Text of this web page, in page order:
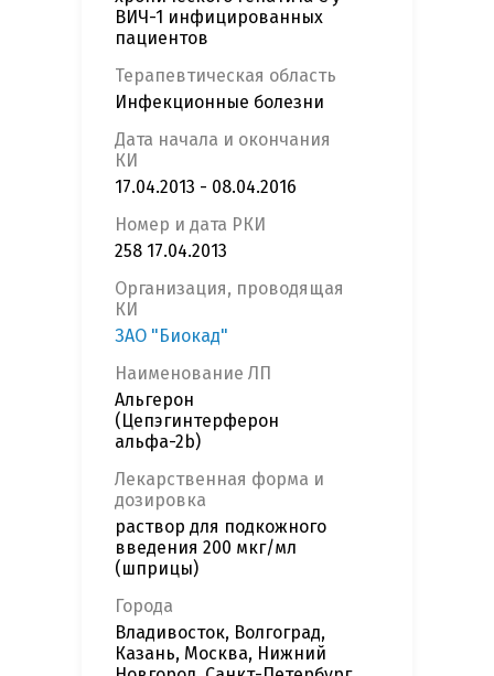
ВИЧ-1 инфицированных
пациентов
Терапевтическая область
Инфекционные болезни
Дата начала и окончания
КИ
17.04.2013 - 08.04.2016
Номер и дата РКИ
258 17.04.2013
Организация, проводящая
КИ
ЗАО "Биокад"
Наименование ЛП
Альгерон
(Цепэгинтерферон
альфа-2b)
Лекарственная форма и
дозировка
раствор для подкожного
введения 200 мкг/мл
(шприцы)
Города
Владивосток, Волгоград,
Казань, Москва, Нижний